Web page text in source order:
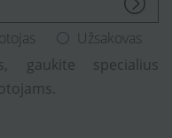
Užsakovas
gaukite specialius